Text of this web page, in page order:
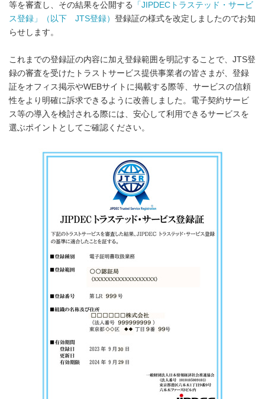
等を審査し、その結果を公開する
「JIPDECトラステッド・サービ
ス登録」（以下 JTS登録） 登録証の様式を改定しましたのでお知
らせします。
これまでの登録証の内容に加え登録範囲を明記することで、JTS登
録の審査を受けたトラストサービス提供事業者の皆さまが、登録
証をオフィス掲示やWEBサイトに掲載する際等、サービスの信頼
性をより明確に訴求できるように改善しました。電子契約サービ
ス等の導入を検討される際には、安心して利用できるサービスを
選ぶポイントとしてご確認ください。